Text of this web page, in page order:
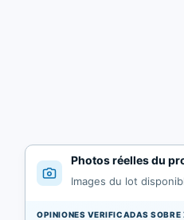
Photos réelles du
Images du lot
OPINIONES VERIFICADAS SOBRE